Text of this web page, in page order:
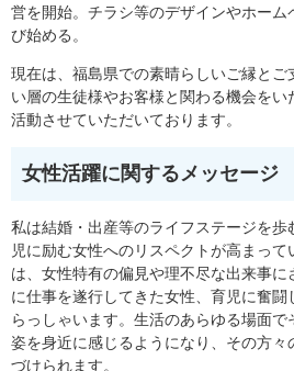
営を開始。チラシ等のデザインやホー
び始める。
現在は、福島県での素晴らしいご縁と
い層の生徒様やお客様と関わる機会をい
活動させていただいております。
女性活躍に関するメッセージ
私は結婚・出産等のライフステージを
児に励む女性へのリスペクトが高まって
は、女性特有の偏見や理不尽な出来事
に仕事を遂行してきた女性、育児に奮
らっしゃいます。生活のあらゆる場面
姿を身近に感じるようになり、その方
づけられます。